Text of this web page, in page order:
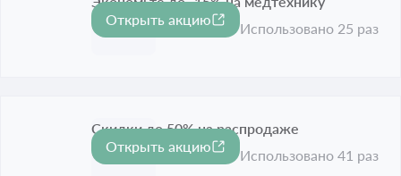
-15%
Срок акции истёк
Открыть акцию
Использовано 25 раз
-50%
Скидки до 50% на распродаже
Срок акции истёк
Открыть акцию
Использовано 41 раз